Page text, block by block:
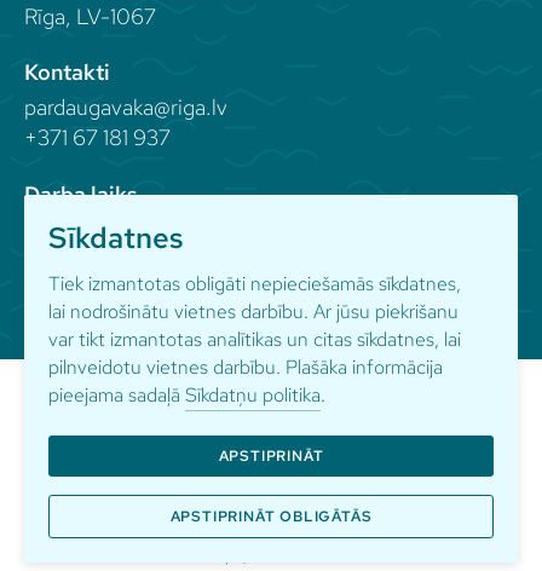
Sīkdatnes
Tiek izmantotas obligāti nepieciešamās sīkdatnes,
lai nodrošinātu vietnes darbību. Ar jūsu piekrišanu
var tikt izmantotas analītikas un citas sīkdatnes, lai
pilnveidotu vietnes darbību. Plašāka informācija
pieejama sadaļā Sīkdatņu politika.
APSTIPRINĀT
APSTIPRINĀT OBLIGĀTĀS
Rīga, LV-1067
Kontakti
pardaugavaka@riga.lv
+371 67 181 937
Darba laiks
Seko mums
© Pārdaugavas kultūras apvienība
Privātuma politika